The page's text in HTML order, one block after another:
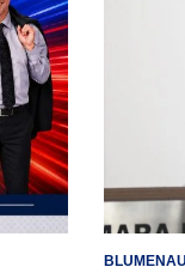
BLUMENAU